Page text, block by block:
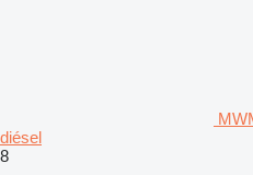
diésel
8